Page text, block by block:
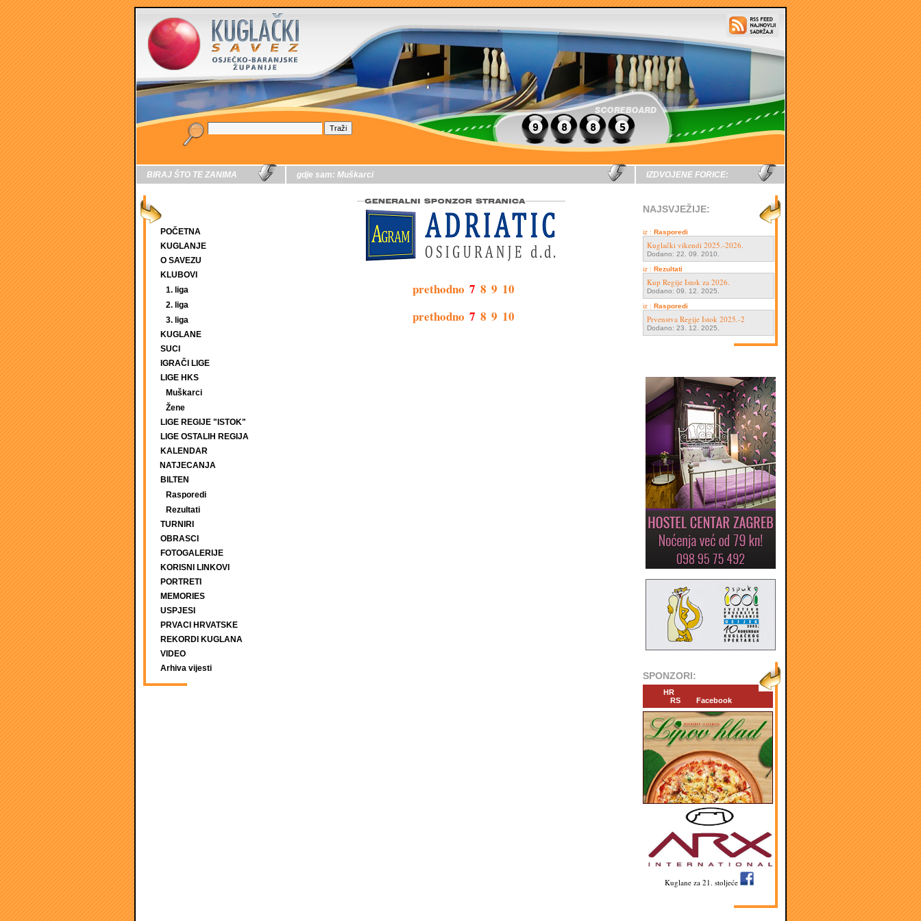
BIRAJ ŠTO TE ZANIMA
POČETNA
KUGLANJE
O SAVEZU
KLUBOVI
1. liga
2. liga
3. liga
KUGLANE
SUCI
IGRAČI LIGE
LIGE HKS
Muškarci
Žene
LIGE REGIJE "ISTOK"
LIGE OSTALIH REGIJA
KALENDAR
NATJECANJA
BILTEN
Rasporedi
Rezultati
TURNIRI
OBRASCI
FOTOGALERIJE
KORISNI LINKOVI
PORTRETI
MEMORIES
USPJESI
PRVACI HRVATSKE
REKORDI KUGLANA
VIDEO
Arhiva vijesti
gdje sam: Muškarci
prethodno 7 8 9 10
prethodno 7 8 9 10
IZDVOJENE FORICE:
NAJSVJEŽIJE:
iz : Rasporedi
Kuglački vikendi 2025.-2026.
Dodano: 22. 09. 2010.
iz : Rezultati
Kup Regije Istok za 2026.
Dodano: 09. 12. 2025.
iz : Rasporedi
Prvenstva Regije Istok 2025.-2
Dodano: 23. 12. 2025.
SPONZORI:
HR
RS
Facebook
Kuglane za 21. stoljeće